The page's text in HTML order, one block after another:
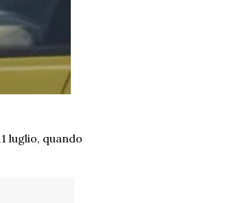
luglio, quando